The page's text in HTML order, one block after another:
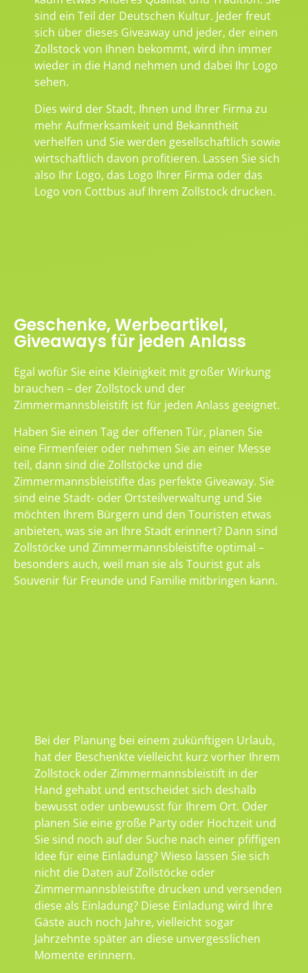
sind ein Teil der Deutschen Kultur. Jeder freut
sich über dieses Giveaway und jeder, der einen
Zollstock von Ihnen bekommt, wird ihn immer
wieder in die Hand nehmen und dabei Ihr Logo
sehen.
Dies wird der Stadt, Ihnen und Ihrer Firma zu
mehr Aufmerksamkeit und Bekanntheit
verhelfen und Sie werden gesellschaftlich sowie
wirtschaftlich davon profitieren. Lassen Sie sich
also Ihr Logo, das Logo Ihrer Firma oder das
Logo von Cottbus auf Ihrem Zollstock drucken.
Geschenke, Werbeartikel,
Giveaways für jeden Anlass
Egal wofür Sie eine Kleinigkeit mit großer Wirkung
brauchen – der Zollstock und der
Zimmermannsbleistift ist für jeden Anlass geeignet.
Haben Sie einen Tag der offenen Tür, planen Sie
eine Firmenfeier oder nehmen Sie an einer Messe
teil, dann sind die Zollstöcke und die
Zimmermannsbleistifte das perfekte Giveaway. Sie
sind eine Stadt- oder Ortsteilverwaltung und Sie
möchten Ihrem Bürgern und den Touristen etwas
anbieten, was sie an Ihre Stadt erinnert? Dann sind
Zollstöcke und Zimmermannsbleistifte optimal –
besonders auch, weil man sie als Tourist gut als
Souvenir für Freunde und Familie mitbringen kann.
Bei der Planung bei einem zukünftigen Urlaub,
hat der Beschenkte vielleicht kurz vorher Ihrem
Zollstock oder Zimmermannsbleistift in der
Hand gehabt und entscheidet sich deshalb
bewusst oder unbewusst für Ihrem Ort. Oder
planen Sie eine große Party oder Hochzeit und
Sie sind noch auf der Suche nach einer pfiffigen
Idee für eine Einladung? Wieso lassen Sie sich
nicht die Daten auf Zollstöcke oder
Zimmermannsbleistifte drucken und versenden
diese als Einladung? Diese Einladung wird Ihre
Gäste auch noch Jahre, vielleicht sogar
Jahrzehnte später an diese unvergesslichen
Momente erinnern.